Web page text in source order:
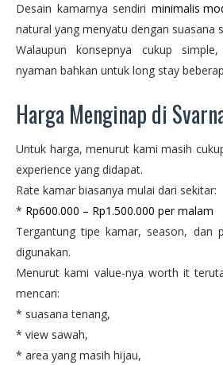
Desain kamarnya sendiri minimalis
natural yang menyatu dengan suasana
Walaupun konsepnya cukup
nyaman bahkan untuk long stay
Harga Menginap di
Untuk harga, menurut kami masih
experience yang didapat.
Rate kamar biasanya mulai dari sekitar:
* Rp600.000 – Rp1.500.000 per malam
Tergantung tipe kamar, season, dan
digunakan.
Menurut kami value-nya worth it
mencari:
* suasana tenang,
* view sawah,
* area yang masih hijau,